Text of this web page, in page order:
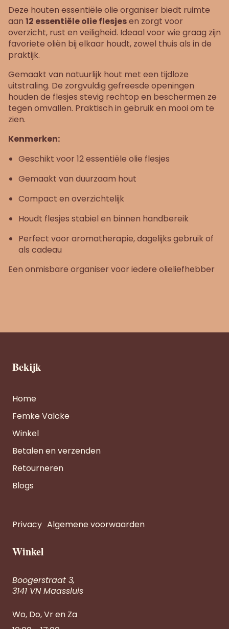
Deze houten essentiële olie organiser biedt ruimte
aan 12 essentiële olie flesjesen zorgt voor
overzicht, rust en veiligheid. Ideaal voor wie graag zijn
favoriete oliën bij elkaar houdt, zowel thuis als in de
praktijk.
Gemaakt van natuurlijk hout met een tijdloze
uitstraling. De zorgvuldig gefreesde openingen
houden de flesjes stevig rechtop en beschermen ze
tegen omvallen. Praktisch in gebruik en mooi om te
zien.
Kenmerken:
Geschikt voor 12 essentiële olie flesjes
Gemaakt van duurzaam hout
Compact en overzichtelijk
Houdt flesjes stabiel en binnen handbereik
Perfect voor aromatherapie, dagelijks gebruik of
als cadeau
Een onmisbare organiser voor iedere olieliefhebber
Bekijk
Home
Femke Valcke
Winkel
Betalen en verzenden
Retourneren
Blogs
Privacy Algemene voorwaarden
Winkel
Boogerstraat 3,
3141 VN Maassluis
Wo, Do, Vr en Za